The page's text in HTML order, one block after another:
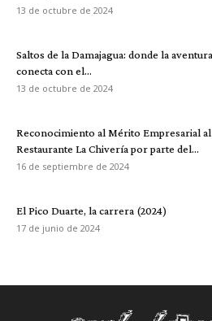
13 de octubre de 2024
Saltos de la Damajagua: donde la
conecta con el...
13 de octubre de 2024
Reconocimiento al Mérito Empresarial al
Restaurante La Chivería por parte del...
16 de septiembre de 2024
El Pico Duarte, la carrera (2024)
17 de junio de 2024